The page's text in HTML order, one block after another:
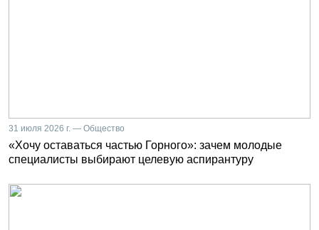
31 июля 2026 г. — Общество
«Хочу оставаться частью Горного»: зачем молодые
специалисты выбирают целевую аспирантуру